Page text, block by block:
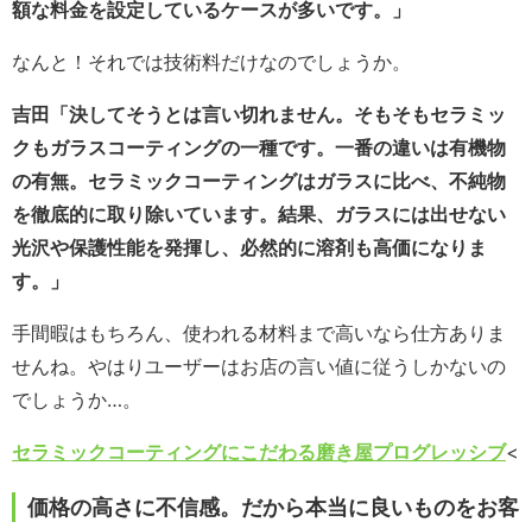
額な料金を設定しているケースが多いです。」
なんと！それでは技術料だけなのでしょうか。
吉田「決してそうとは言い切れません。そもそもセラミッ
クもガラスコーティングの一種です。一番の違いは有機物
の有無。セラミックコーティングはガラスに比べ、不純物
を徹底的に取り除いています。結果、ガラスには出せない
光沢や保護性能を発揮し、必然的に溶剤も高価になりま
す。」
手間暇はもちろん、使われる材料まで高いなら仕方ありま
せんね。やはりユーザーはお店の言い値に従うしかないの
でしょうか…。
セラミックコーティングにこだわる磨き屋プログレッシブ<
価格の高さに不信感。だから本当に良いものをお客